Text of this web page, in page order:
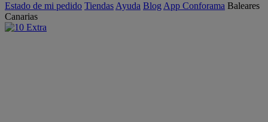
Estado de mi pedido Tiendas Ayuda Blog App Conforama Baleares
Canarias